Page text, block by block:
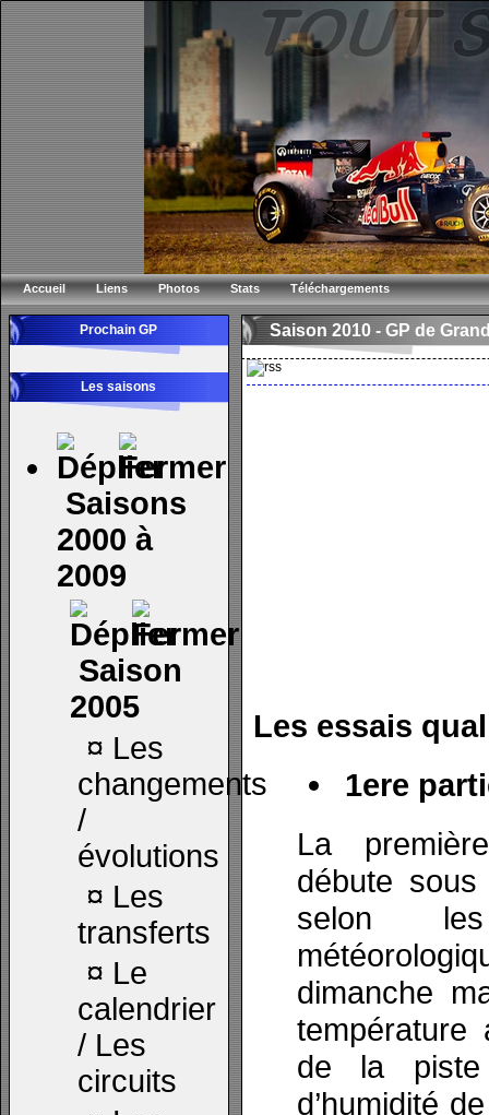
Accueil Liens Photos Stats Téléchargements
Prochain GP
Les saisons
Saisons
2000 à
2009
Saison
2005
¤ Les
changements
/
évolutions
¤ Les
transferts
¤ Le
calendrier
/ Les
circuits
Saison 2010 - GP de
Les essais
1ere
La
débute
selon
dimanche
température
de la
d’humidité